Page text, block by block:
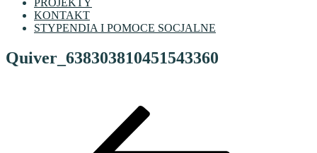
PROJEKTY
KONTAKT
STYPENDIA I POMOCE SOCJALNE
Quiver_638303810451543360